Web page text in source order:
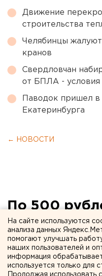
Движение
строительства
Челябинцы
кранов
Свердловчан
от БПЛА - условия
Паводок пришел
Екатеринбурга
← НОВОСТИ
По 500
школьники
учебного
Курган. По 500
началу учебного
На сайте используются
анализа данных
помогают улучшать
наших пользователей и
информация
используется только для
Продолжая использовать